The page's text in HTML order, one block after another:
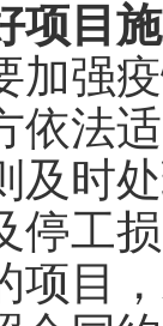
目施
加强
依法
及时
工损
项目